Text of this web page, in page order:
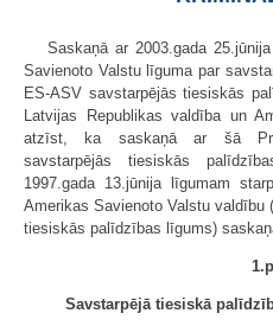
Saskaņā ar 2003.gada
Savienoto Valstu līguma par
ES-ASV savstarpējās tiesiskās
Latvijas Republikas valdība un
atzīst, ka saskaņā ar šā
savstarpējās tiesiskās
1997.gada 13.jūnija līgumam
Amerikas Savienoto Valstu valdību
tiesiskās palīdzības līgums)
Savstarpējā tiesiskā